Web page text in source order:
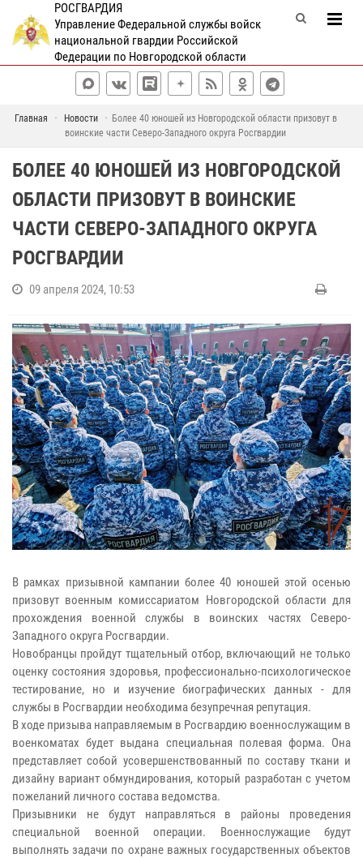
РОСГВАРДИЯ
Управление Федеральной службы войск
национальной гвардии Российской
Федерации по Новгородской области
Главная Новости
Более 40 юношей из Новгородской области призовут в
воинские части Северо-Западного округа Росгвардии
БОЛЕЕ 40 ЮНОШЕЙ ИЗ НОВГОРОДСКОЙ
ОБЛАСТИ ПРИЗОВУТ В ВОИНСКИЕ
ЧАСТИ СЕВЕРО-ЗАПАДНОГО ОКРУГА
РОСГВАРДИИ
09 апреля 2024, 10:53
В рамках призывной кампании более 40 юношей этой осенью
призовут военным комиссариатом Новгородской области для
прохождения военной службы в воинских частях Северо-
Западного округа Росгвардии.
Новобранцы пройдут тщательный отбор, включающий не только
оценку состояния здоровья, профессионально-психологическое
тестирование, но и изучение биографических данных - для
службы в Росгвардии необходима безупречная репутация.
В ходе призыва направляемым в Росгвардию военнослужащим в
военкоматах будет выдана специальная полевая форма. Она
представляет собой усовершенствованный по составу ткани и
дизайну вариант обмундирования, который разработан с учетом
пожеланий личного состава ведомства.
Призывники не будут направляться в районы проведения
специальной военной операции. Военнослужащие будут
выполнять задачи по охране важных государственных объектов